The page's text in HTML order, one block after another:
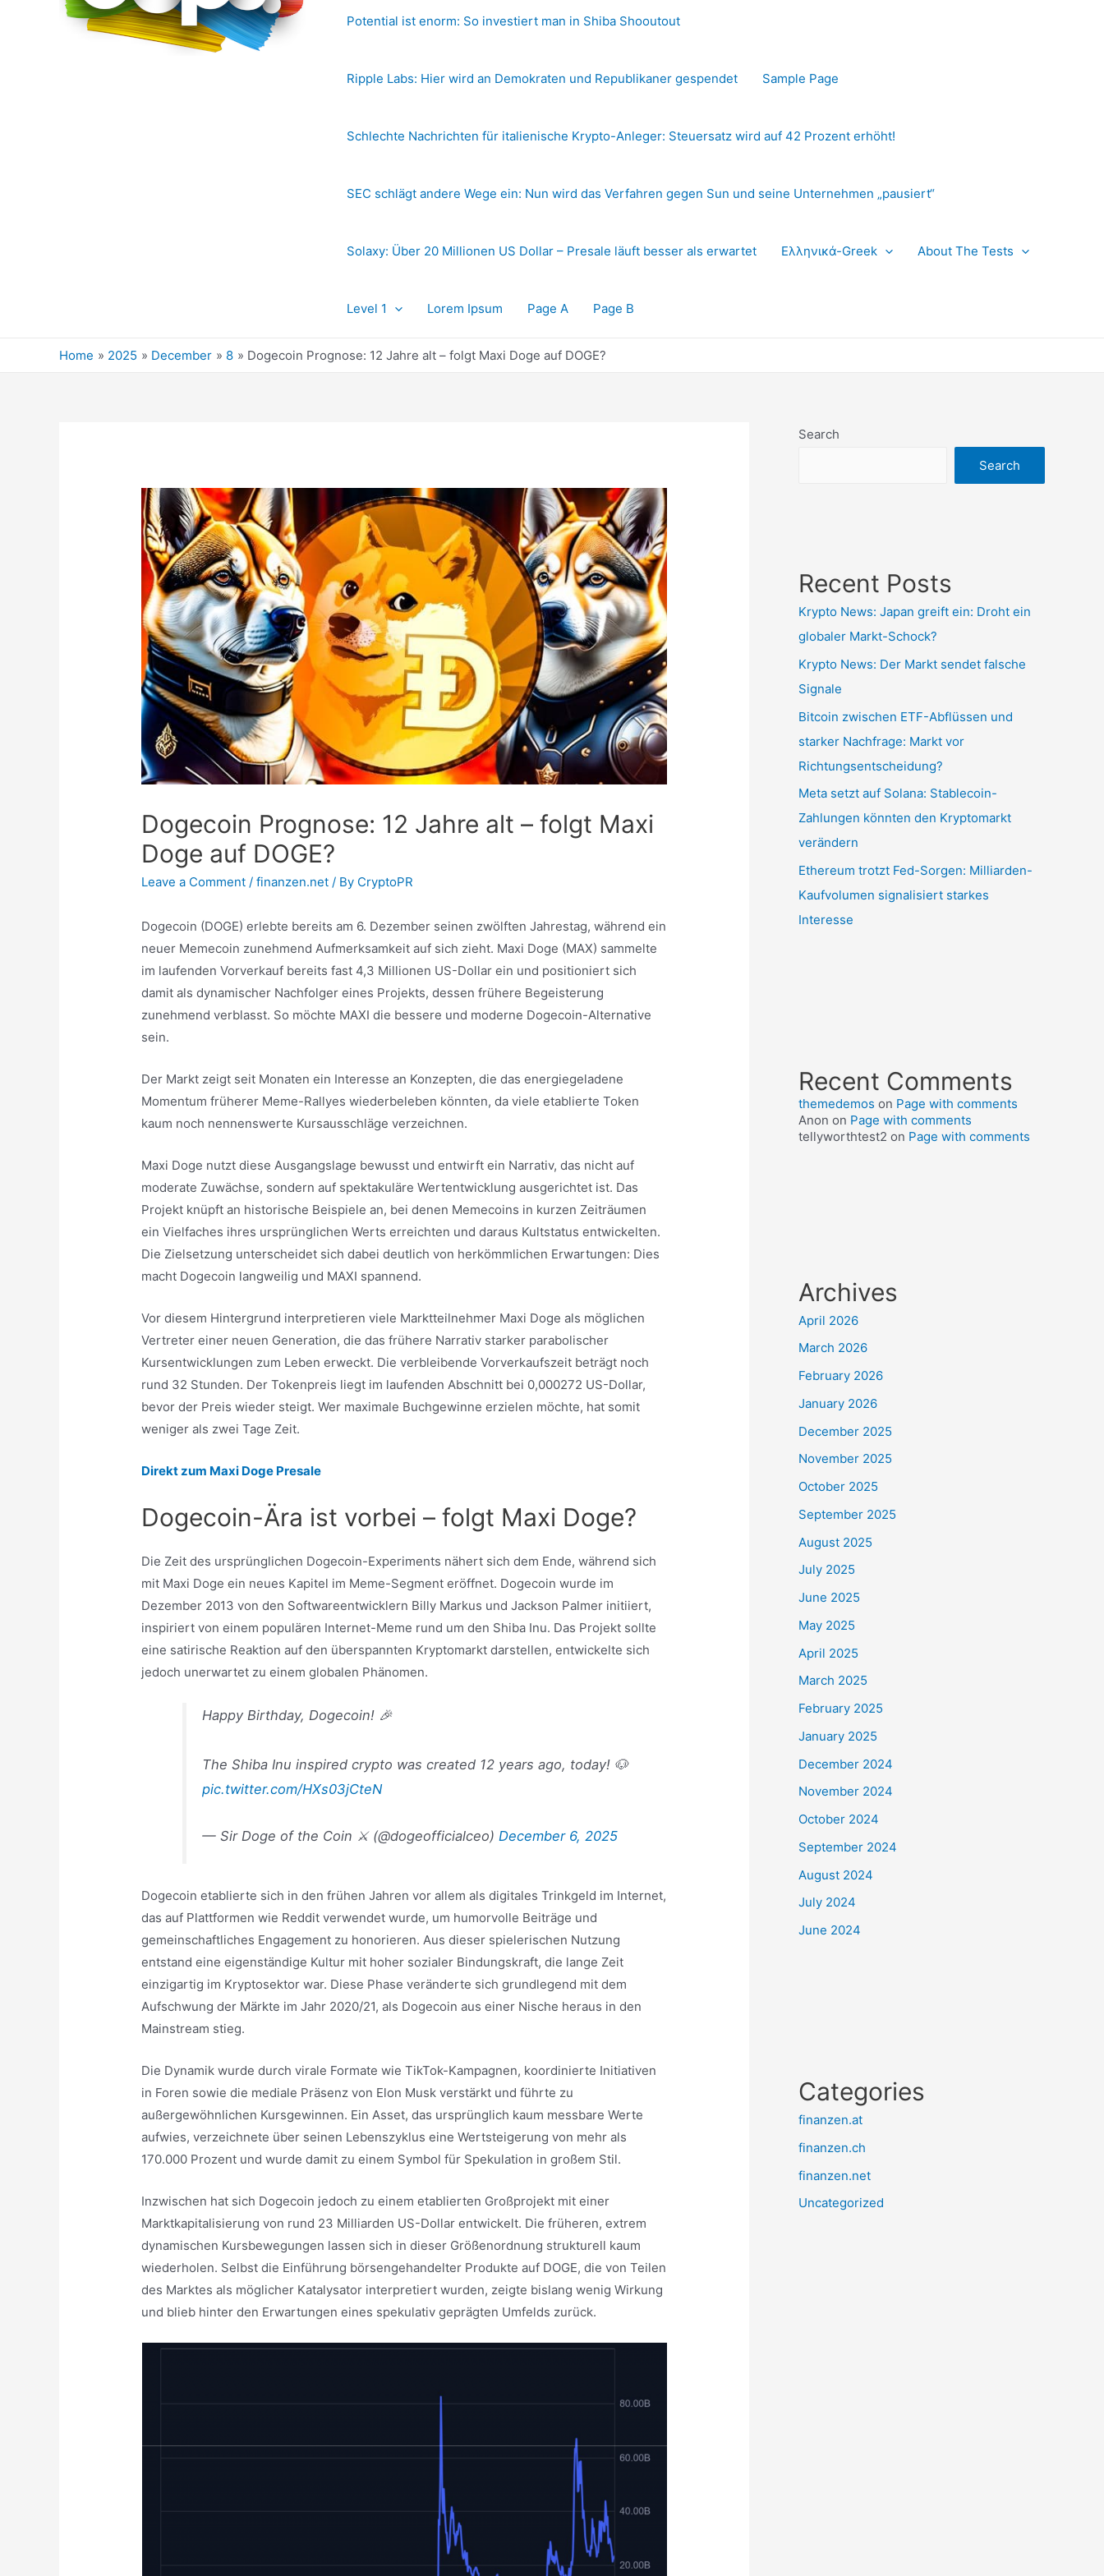
Potential ist enorm: So investiert man in Shiba Shooutout
Ripple Labs: Hier wird an Demokraten und Republikaner gespendet Sample Page
Schlechte Nachrichten für italienische Krypto-Anleger: Steuersatz wird auf 42 Prozent erhöht!
SEC schlägt andere Wege ein: Nun wird das Verfahren gegen Sun und seine Unternehmen „pausiert“
Solaxy: Über 20 Millionen US Dollar – Presale läuft besser als erwartet Ελληνικά-Greek About The Tests
Level 1 Lorem Ipsum Page A Page B
Home 2025 December 8 Dogecoin Prognose: 12 Jahre alt – folgt Maxi Doge auf DOGE?
Dogecoin Prognose: 12 Jahre alt – folgt Maxi
Doge auf DOGE?
Leave a Comment /finanzen.net / By CryptoPR
Dogecoin (DOGE) erlebte bereits am 6. Dezember seinen zwölften Jahrestag, während ein
neuer Memecoin zunehmend Aufmerksamkeit auf sich zieht. Maxi Doge (MAX) sammelte
im laufenden Vorverkauf bereits fast 4,3 Millionen US-Dollar ein und positioniert sich
damit als dynamischer Nachfolger eines Projekts, dessen frühere Begeisterung
zunehmend verblasst. So möchte MAXI die bessere und moderne Dogecoin-Alternative
sein.
Der Markt zeigt seit Monaten ein Interesse an Konzepten, die das energiegeladene
Momentum früherer Meme-Rallyes wiederbeleben könnten, da viele etablierte Token
kaum noch nennenswerte Kursausschläge verzeichnen.
Maxi Doge nutzt diese Ausgangslage bewusst und entwirft ein Narrativ, das nicht auf
moderate Zuwächse, sondern auf spektakuläre Wertentwicklung ausgerichtet ist. Das
Projekt knüpft an historische Beispiele an, bei denen Memecoins in kurzen Zeiträumen
ein Vielfaches ihres ursprünglichen Werts erreichten und daraus Kultstatus entwickelten.
Die Zielsetzung unterscheidet sich dabei deutlich von herkömmlichen Erwartungen: Dies
macht Dogecoin langweilig und MAXI spannend.
Vor diesem Hintergrund interpretieren viele Marktteilnehmer Maxi Doge als möglichen
Vertreter einer neuen Generation, die das frühere Narrativ starker parabolischer
Kursentwicklungen zum Leben erweckt. Die verbleibende Vorverkaufszeit beträgt noch
rund 32 Stunden. Der Tokenpreis liegt im laufenden Abschnitt bei 0,000272 US-Dollar,
bevor der Preis wieder steigt. Wer maximale Buchgewinne erzielen möchte, hat somit
weniger als zwei Tage Zeit.
Direkt zum Maxi Doge Presale
Dogecoin-Ära ist vorbei – folgt Maxi Doge?
Die Zeit des ursprünglichen Dogecoin-Experiments nähert sich dem Ende, während sich
mit Maxi Doge ein neues Kapitel im Meme-Segment eröffnet. Dogecoin wurde im
Dezember 2013 von den Softwareentwicklern Billy Markus und Jackson Palmer initiiert,
inspiriert von einem populären Internet-Meme rund um den Shiba Inu. Das Projekt sollte
eine satirische Reaktion auf den überspannten Kryptomarkt darstellen, entwickelte sich
jedoch unerwartet zu einem globalen Phänomen.
Happy Birthday, Dogecoin! 🎉
The Shiba Inu inspired crypto was created 12 years ago, today! 🐶
pic.twitter.com/HXs03jCteN
— Sir Doge of the Coin ⚔️ (@dogeofficialceo) December 6, 2025
Dogecoin etablierte sich in den frühen Jahren vor allem als digitales Trinkgeld im Internet,
das auf Plattformen wie Reddit verwendet wurde, um humorvolle Beiträge und
gemeinschaftliches Engagement zu honorieren. Aus dieser spielerischen Nutzung
entstand eine eigenständige Kultur mit hoher sozialer Bindungskraft, die lange Zeit
einzigartig im Kryptosektor war. Diese Phase veränderte sich grundlegend mit dem
Aufschwung der Märkte im Jahr 2020/21, als Dogecoin aus einer Nische heraus in den
Mainstream stieg.
Die Dynamik wurde durch virale Formate wie TikTok-Kampagnen, koordinierte Initiativen
in Foren sowie die mediale Präsenz von Elon Musk verstärkt und führte zu
außergewöhnlichen Kursgewinnen. Ein Asset, das ursprünglich kaum messbare Werte
aufwies, verzeichnete über seinen Lebenszyklus eine Wertsteigerung von mehr als
170.000 Prozent und wurde damit zu einem Symbol für Spekulation in großem Stil.
Inzwischen hat sich Dogecoin jedoch zu einem etablierten Großprojekt mit einer
Marktkapitalisierung von rund 23 Milliarden US-Dollar entwickelt. Die früheren, extrem
dynamischen Kursbewegungen lassen sich in dieser Größenordnung strukturell kaum
wiederholen. Selbst die Einführung börsengehandelter Produkte auf DOGE, die von Teilen
des Marktes als möglicher Katalysator interpretiert wurden, zeigte bislang wenig Wirkung
und blieb hinter den Erwartungen eines spekulativ geprägten Umfelds zurück.
Search
Search
Recent Posts
Krypto News: Japan greift ein: Droht ein
globaler Markt-Schock?
Krypto News: Der Markt sendet falsche
Signale
Bitcoin zwischen ETF-Abflüssen und
starker Nachfrage: Markt vor
Richtungsentscheidung?
Meta setzt auf Solana: Stablecoin-
Zahlungen könnten den Kryptomarkt
verändern
Ethereum trotzt Fed-Sorgen: Milliarden-
Kaufvolumen signalisiert starkes
Interesse
Recent Comments
themedemos on Page with comments
Anon on Page with comments
tellyworthtest2 on Page with comments
Archives
April 2026
March 2026
February 2026
January 2026
December 2025
November 2025
October 2025
September 2025
August 2025
July 2025
June 2025
May 2025
April 2025
March 2025
February 2025
January 2025
December 2024
November 2024
October 2024
September 2024
August 2024
July 2024
June 2024
Categories
finanzen.at
finanzen.ch
finanzen.net
Uncategorized